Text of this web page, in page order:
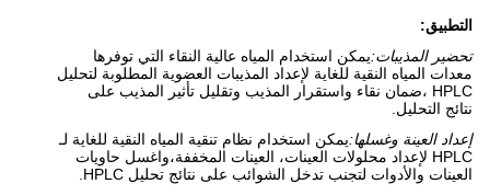
التطبيق:
تحضير المذيبات:يمكن استخدام المياه عالية النقاء التي توفرها
معدات المياه النقية للغاية لإعداد المذيبات العضوية المطلوبة لتحليل
HPLC ،ضمان نقاء واستقرار المذيب وتقليل تأثير المذيب على
نتائج التحليل.
إعداد العينة وغسلها:يمكن استخدام نظام تنقية المياه النقية للغاية لـ
HPLC لإعداد محلولات العينات، العينات المخففة،واغسل حاويات
العينات والأدوات لتجنب تدخل الشوائب على نتائج تحليل HPLC.